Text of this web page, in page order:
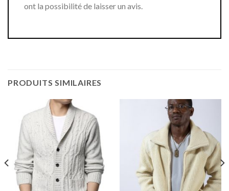
ont la possibilité de laisser un avis.
PRODUITS SIMILAIRES